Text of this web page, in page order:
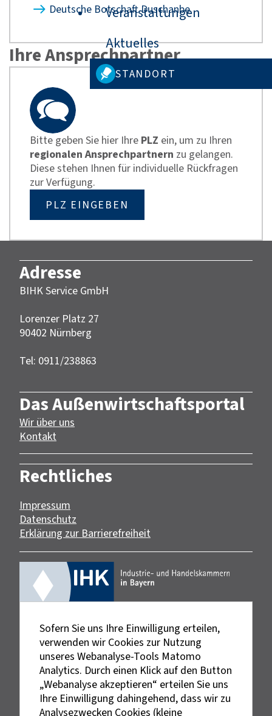
Veranstaltungen
Aktuelles
STANDORT
Deutsche Botschaft Duschanbe
Ihre Ansprechpartner
Bitte geben Sie hier Ihre PLZ ein, um zu Ihren
regionalen Ansprechpartnern zu gelangen.
Diese stehen Ihnen für individuelle Rückfragen
zur Verfügung.
PLZ EINGEBEN
Adresse
BIHK Service GmbH
Lorenzer Platz 27
90402 Nürnberg‎‎
Tel: 0911/238863
Das Außenwirtschaftsportal
Wir über uns
Kontakt
Rechtliches
Impressum
Datenschutz
Erklärung zur Barrierefreiheit
Sofern Sie uns Ihre Einwilligung erteilen,
verwenden wir Cookies zur Nutzung
unseres Webanalyse-Tools Matomo
Analytics. Durch einen Klick auf den Button
„Webanalyse akzeptieren“ erteilen Sie uns
Ihre Einwilligung dahingehend, dass wir zu
Analysezwecken Cookies (kleine